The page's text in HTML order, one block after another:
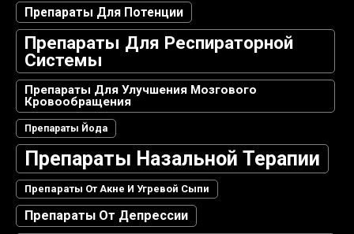
Препараты Для Потенции
Препараты Для Респираторной
Системы
Препараты Для Улучшения Мозгового
Кровообращения
Препараты Йода
Препараты Назальной Терапии
Препараты От Акне И Угревой Сыпи
Препараты От Депрессии